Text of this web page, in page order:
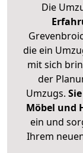
Die
die ein
mit sich
der
Umzugs.
Möbel und
ein und
Ihrem